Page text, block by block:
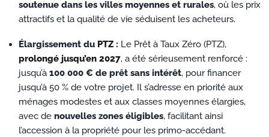
soutenue dans les villes moyennes et rurales, où les prix
attractifs et la qualité de vie séduisent les acheteurs.
Élargissement du PTZ : Le Prêt à Taux Zéro (PTZ),
prolongé jusqu’en 2027, a été sérieusement renforcé :
jusqu’à100 000 € de prêt sans intérêt, pour financer
jusqu’à 50 % de votre projet. Il s’adresse en priorité aux
ménages modestes et aux classes moyennes élargies,
avec denouvelles zones éligibles, facilitant ainsi
l’accession à la propriété pour les primo-accédant.